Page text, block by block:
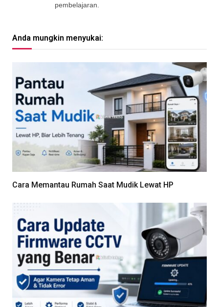
pembelajaran.
Anda mungkin menyukai:
Cara Memantau Rumah Saat Mudik Lewat HP